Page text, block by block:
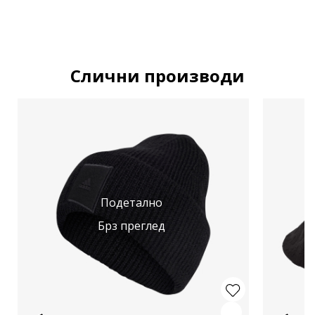
Слични производи
Подетално
Брз преглед